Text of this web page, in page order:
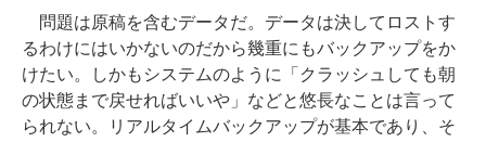
問題は原稿を含むデータだ。データは決してロストす
るわけにはいかないのだから幾重にもバックアップをか
けたい。しかもシステムのように「クラッシュしても朝
の状態まで戻せればいいや」などと悠長なことは言って
られない。リアルタイムバックアップが基本であり、そ